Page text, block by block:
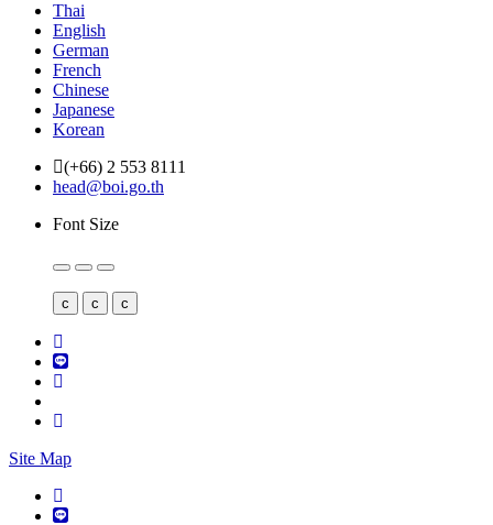
Thai
English
German
French
Chinese
Japanese
Korean
(+66) 2 553 8111
head@boi.go.th
Font Size
c c c
Site Map